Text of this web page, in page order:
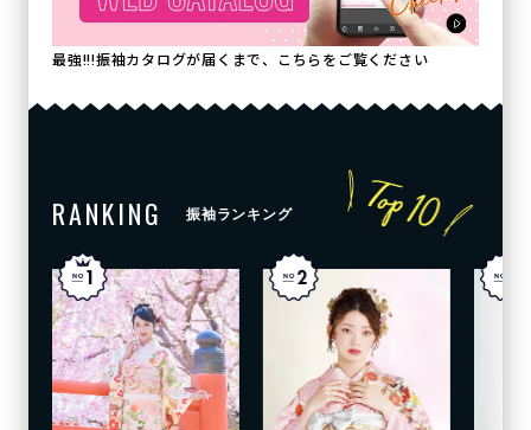
最強!!!振袖カタログが届くまで、こちらをご覧ください
RANKING 振袖ランキング